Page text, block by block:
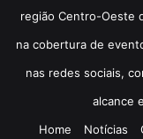
região Centro-Oeste
na cobertura de
nas redes sociais,
alcance
Home
Notícias